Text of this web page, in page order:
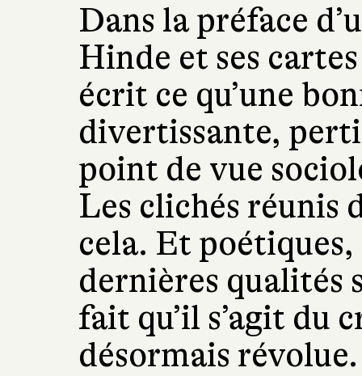
Dans la préface
Hinde et ses
écrit ce qu’une
divertissante,
point de vue
Les clichés réunis
cela. Et
dernières qualités
fait qu’il s’agit du
désormais